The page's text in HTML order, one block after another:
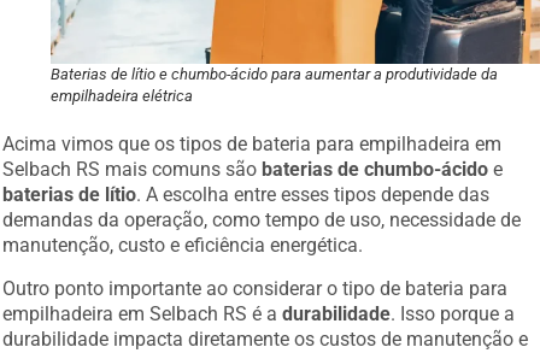
Baterias de lítio e chumbo-ácido para aumentar a produtividade da
empilhadeira elétrica
Acima vimos que os tipos de bateria para empilhadeira em
Selbach RS mais comuns são baterias de chumbo-ácido e
baterias de lítio. A escolha entre esses tipos depende das
demandas da operação, como tempo de uso, necessidade de
manutenção, custo e eficiência energética.
Outro ponto importante ao considerar o tipo de bateria para
empilhadeira em Selbach RS é adurabilidade. Isso porque a
durabilidade impacta diretamente os custos de manutenção e